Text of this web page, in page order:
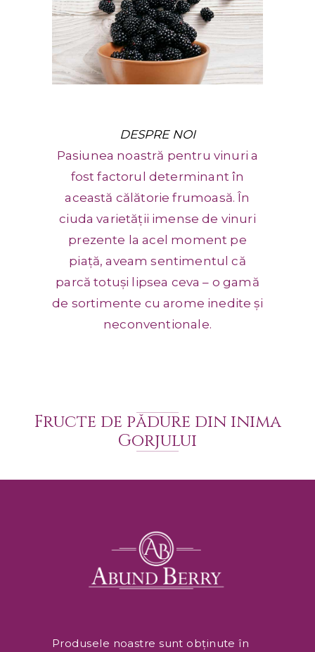
DESPRE NOI
Pasiunea noastră pentru vinuri a
fost factorul determinant în
această călătorie frumoasă. În
ciuda varietății imense de vinuri
prezente la acel moment pe
piață, aveam sentimentul că
parcă totuși lipsea ceva – o gamă
de sortimente cu arome inedite și
neconventionale.
Fructe de pădure din inima
Gorjului
Produsele noastre sunt obținute în